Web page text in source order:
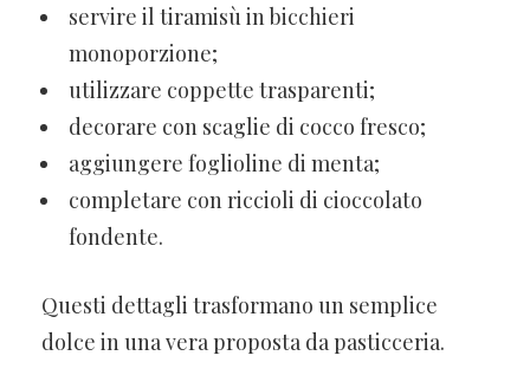
servire il tiramisù in bicchieri
monoporzione;
utilizzare coppette trasparenti;
decorare con scaglie di cocco fresco;
aggiungere foglioline di menta;
completare con riccioli di cioccolato
fondente.
Questi dettagli trasformano un semplice
dolce in una vera proposta da pasticceria.